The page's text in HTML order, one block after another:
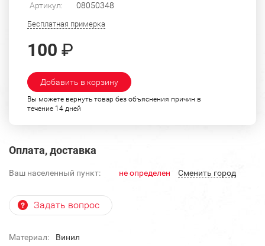
Артикул: 08050348
Бесплатная примерка
100 ₽
Добавить в корзину
Вы можете вернуть товар без объяснения причин в
течение 14 дней
Оплата, доставка
Ваш населенный пункт: не определен Cменить город
Задать вопрос
Материал:
Винил